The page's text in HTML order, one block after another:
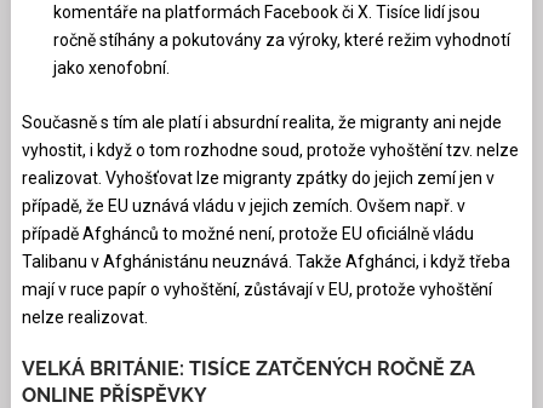
komentáře na platformách Facebook či X. Tisíce lidí jsou
ročně stíhány a pokutovány za výroky, které režim vyhodnotí
jako xenofobní.
Současně s tím ale platí i absurdní realita, že migranty ani nejde
vyhostit, i když o tom rozhodne soud, protože vyhoštění tzv. nelze
realizovat. Vyhošťovat lze migranty zpátky do jejich zemí jen v
případě, že EU uznává vládu v jejich zemích. Ovšem např. v
případě Afghánců to možné není, protože EU oficiálně vládu
Talibanu v Afghánistánu neuznává. Takže Afghánci, i když třeba
mají v ruce papír o vyhoštění, zůstávají v EU, protože vyhoštění
nelze realizovat.
VELKÁ BRITÁNIE: TISÍCE ZATČENÝCH ROČNĚ ZA
ONLINE PŘÍSPĚVKY